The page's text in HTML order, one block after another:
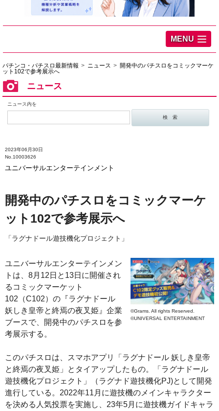
MENU
パチンコ・パチスロ最新情報 ニュース
開発中のパチスロをコミックマーケ
ット102で参考展示へ
ニュース
ニュース内を
2023年06月30日
No.10003626
ユニバーサルエンターテインメント
開発中のパチスロをコミックマーケ
ット102で参考展示へ
「ラグナドール遊技機化プロジェクト」
©Grams. All rights Reserved.
©UNIVERSAL ENTERTAINMENT
ユニバーサルエンターテインメン
トは、8月12日と13日に開催され
るコミックマーケット
102（C102）の『ラグナドール
妖しき皇帝と終焉の夜叉姫』企業
ブースで、開発中のパチスロを参
考展示する。
このパチスロは、スマホアプリ「ラグナドール 妖しき皇帝
と終焉の夜叉姫」とタイアップしたもの。「ラグナドール
遊技機化プロジェクト」（ラグナド遊技機化PJ)として開発
進行している。2022年11月に遊技機のメインキャラクター
を決める人気投票を実施し、23年5月に遊技機ガイドキャラ